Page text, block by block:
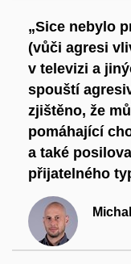
„Sice nebylo
(vůči agresi
v televizi a
spouští
zjištěno, že
pomáhající
a také
přijatelného